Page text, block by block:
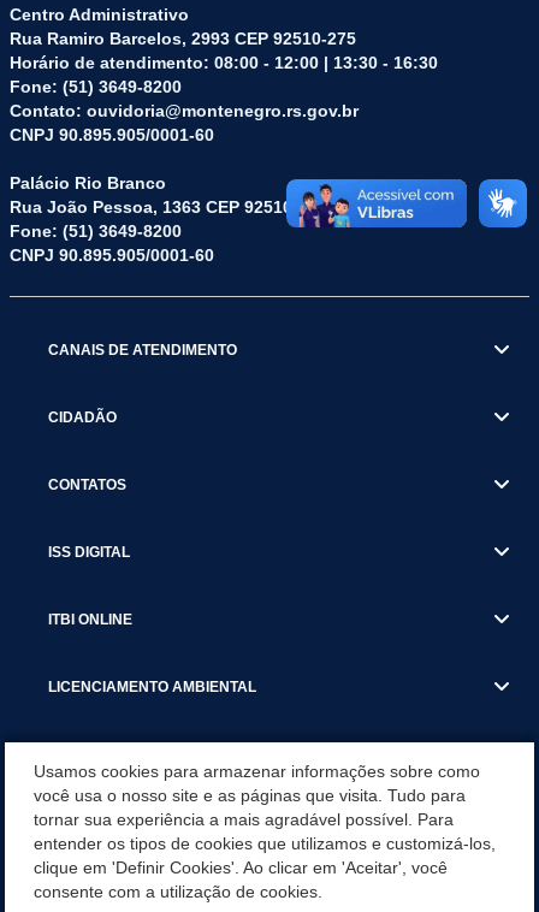
Centro Administrativo
Rua Ramiro Barcelos, 2993 CEP 92510-275
Horário de atendimento: 08:00 - 12:00 | 13:30 - 16:30
Fone: (51) 3649-8200
Contato: ouvidoria@montenegro.rs.gov.br
CNPJ 90.895.905/0001-60
Palácio Rio Branco
Rua João Pessoa, 1363 CEP 92510-045
Fone: (51) 3649-8200
CNPJ 90.895.905/0001-60
CANAIS DE ATENDIMENTO
CIDADÃO
CONTATOS
ISS DIGITAL
ITBI ONLINE
LICENCIAMENTO AMBIENTAL
SERVIÇOS
SERVIÇOS DO DEPARTAMENTO DE RECEITA MUNICIPAL
Usamos cookies para armazenar informações sobre como
você usa o nosso site e as páginas que visita. Tudo para
tornar sua experiência a mais agradável possível. Para
entender os tipos de cookies que utilizamos e customizá-los,
clique em 'Definir Cookies'. Ao clicar em 'Aceitar', você
consente com a utilização de cookies.